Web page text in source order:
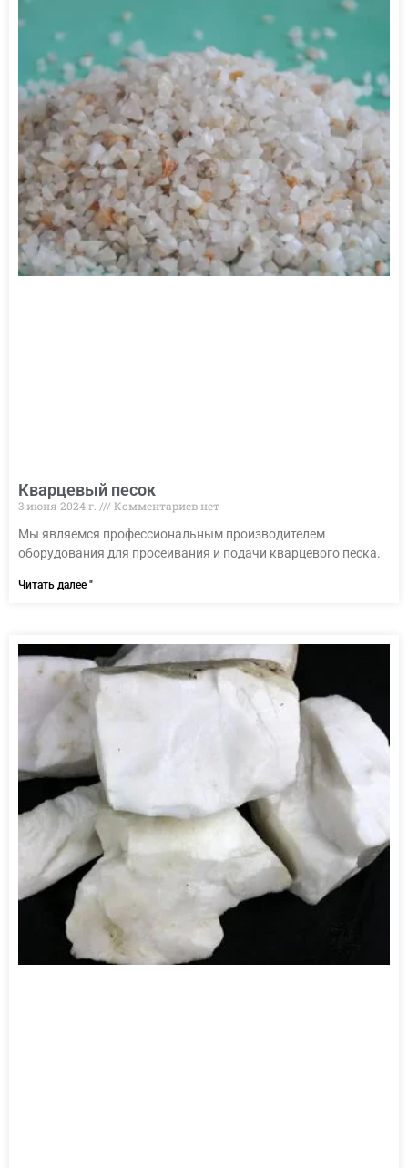
Кварцевый песок
3 июня 2024 г.
Комментариев нет
Мы являемся профессиональным производителем
оборудования для просеивания и подачи кварцевого песка.
Читать далее "